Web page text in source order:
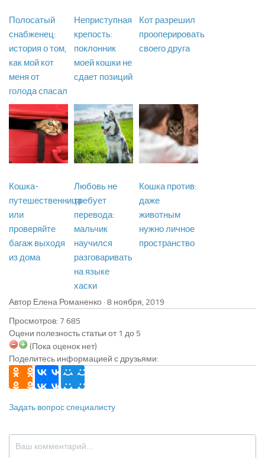
Полосатый
снабженец:
история о том,
как мой кот
меня от
голода спасал
Неприступная
крепость:
поклонник
моей кошки не
сдает позиций
Кот разрешил
прооперировать
своего друга
Кошка-
путешественница
или
проверяйте
багаж выходя
из дома
Любовь не
требует
перевода:
мальчик
научился
разговаривать
на языке
хаски
Кошка против:
даже
животным
нужно личное
пространство
Автор Елена Романенко ·
Просмотров: 7 685
Оцени полезность статьи от 1 до 5
(Пока оценок нет)
Поделитесь информацией с друзьями:
Задать вопрос специалисту